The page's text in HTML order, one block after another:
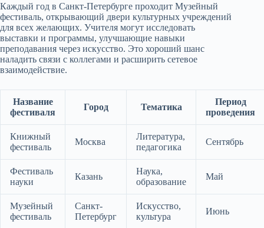
Каждый год в Санкт-Петербурге проходит Музейный
фестиваль, открывающий двери культурных учреждений
для всех желающих. Учителя могут исследовать
выставки и программы, улучшающие навыки
преподавания через искусство. Это хороший шанс
наладить связи с коллегами и расширить сетевое
взаимодействие.
Название
фестиваля
Город Тематика
Период
проведения
Книжный
фестиваль
Москва
Литература,
педагогика
Сентябрь
Фестиваль
науки
Казань
Наука,
образование
Май
Музейный
фестиваль
Санкт-
Петербург
Искусство,
культура
Июнь